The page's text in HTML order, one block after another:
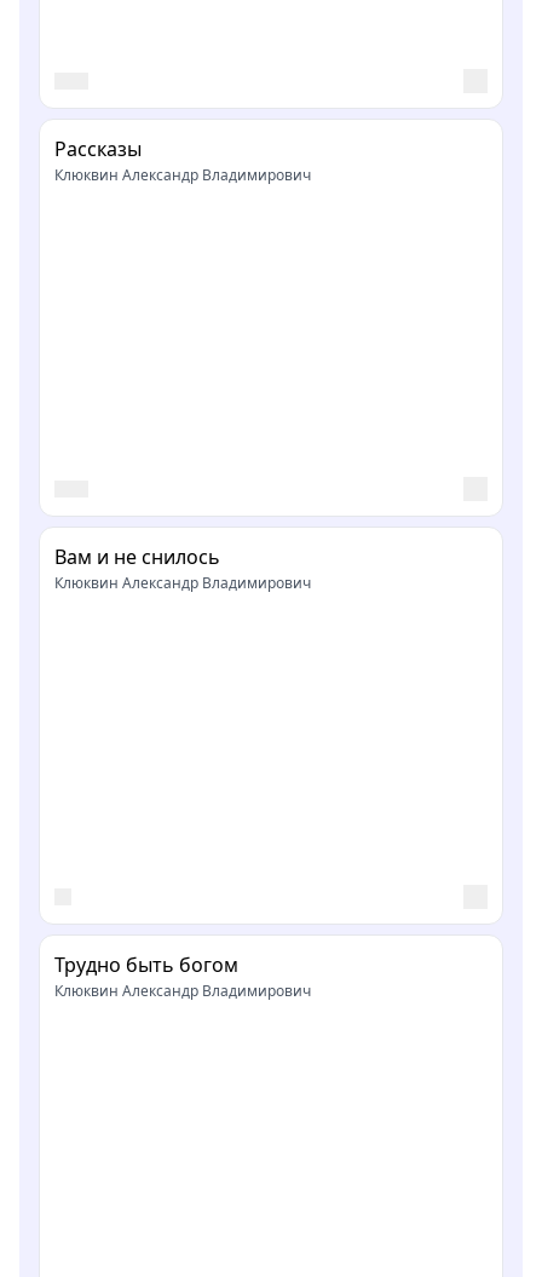
Рассказы
Клюквин Александр Владимирович
Вам и не снилось
Клюквин Александр Владимирович
Трудно быть богом
Клюквин Александр Владимирович